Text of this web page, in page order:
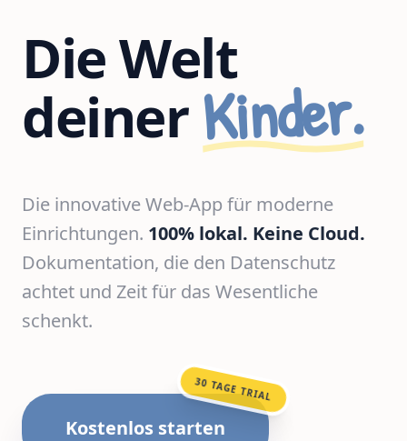
Die Welt
deiner Kinder.
Die innovative Web-App für moderne
Einrichtungen. 100% lokal. Keine Cloud.
Dokumentation, die den Datenschutz
achtet und Zeit für das Wesentliche
schenkt.
Kostenlos starten
30 TAGE TRIAL